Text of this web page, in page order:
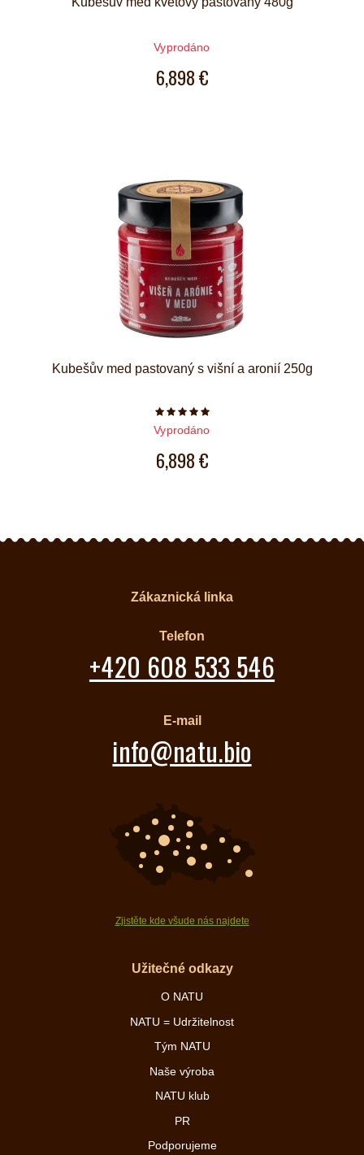
Vyprodáno
6,898 €
Kubešův med pastovaný s višní a aronií 250g
Počet hvězdiček je 5 z 5
Vyprodáno
6,898 €
Zákaznická linka
Telefon
+420 608 533 546
E-mail
info@natu.bio
Zjistěte kde všude nás najdete
Užitečné odkazy
O NATU
NATU = Udržitelnost
Tým NATU
Naše výroba
NATU klub
PR
Podporujeme